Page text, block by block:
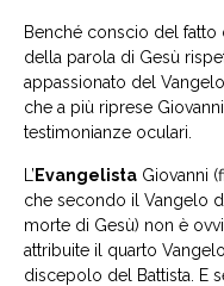
Benché conscio del
della parola di Gesù
appassionato del
che a più riprese
testimonianze oculari.
L’Evangelista Giovanni
che secondo il Vangelo
morte di Gesù) non è
attribuite il quarto Vangelo
discepolo del Battista. E